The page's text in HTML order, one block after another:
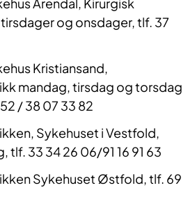
og onsdager, tlf. 37
Kristiansand,
mandag, tirsdag og torsdag
/ 38 07 33 82
Sykehuset i Vestfold,
tlf. 33 34 26 06/91 16 91 63
Sykehuset Østfold, tlf. 69